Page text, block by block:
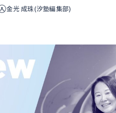
金光 成珠(汐塾編集部)